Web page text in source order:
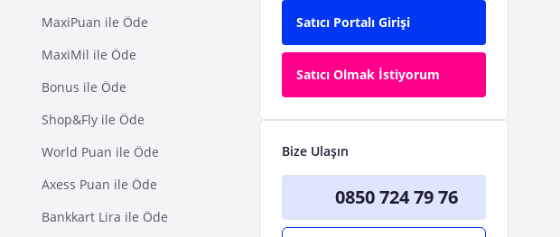
MaxiPuan ile Öde
MaxiMil ile Öde
Bonus ile Öde
Shop&Fly ile Öde
World Puan ile Öde
Axess Puan ile Öde
Bankkart Lira ile Öde
Satıcı Portalı Girişi
Satıcı Olmak İstiyorum
Bize Ulaşın
0850 724 79 76